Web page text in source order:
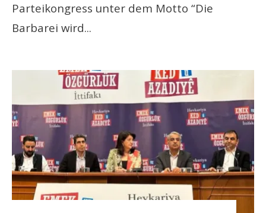
Parteikongress unter dem Motto “Die
Barbarei wird...